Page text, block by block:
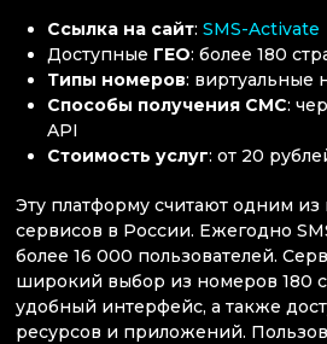
Ссылка на сайт:SMS-Activate
Доступные ГЕО: более 180
Типы номеров: виртуальные
Способы получения СМС:
API
Стоимость услуг: от 20
Эту платформу считают одним
сервисов в России. Ежегодно
более 16 000 пользователей.
широкий выбор из номеров 180
удобный интерфейс, а также
ресурсов и приложений.